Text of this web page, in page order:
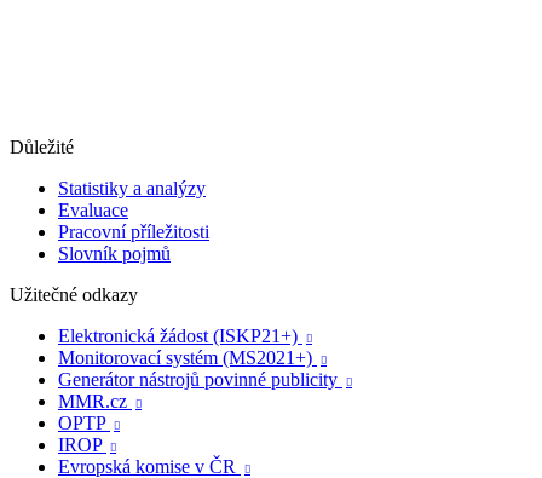
Důležité
Statistiky a analýzy
Evaluace
Pracovní příležitosti
Slovník pojmů
Užitečné odkazy
Elektronická žádost (ISKP21+)

Monitorovací systém (MS2021+) 
Generátor nástrojů povinné publicity 
MMR.cz 
OPTP 
IROP 
Evropská komise v ČR 